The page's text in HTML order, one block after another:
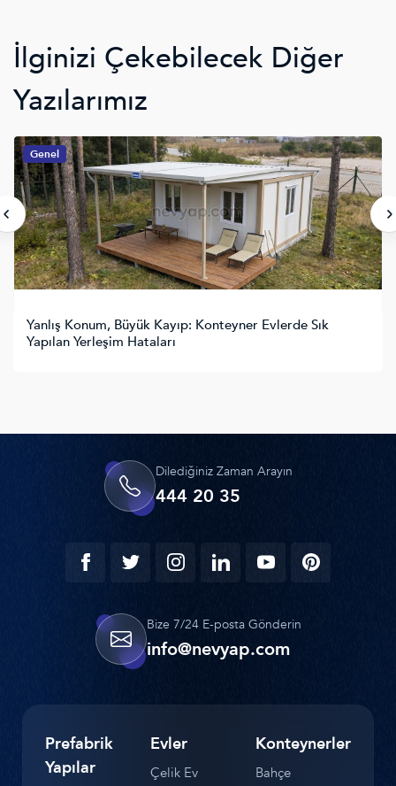
İlginizi Çekebilecek Diğer
Yazılarımız
Genel
Konteyner Mimarisi ve Sürdürülebilirlik: Doğaya Saygılı
Bir Yaşam Modeli
Dilediğiniz Zaman Arayın
444 20 35
Bize 7/24 E-posta Gönderin
info@nevyap.com
Prefabrik
Yapılar
Evler
Çelik Ev
Konteynerler
Bahçe